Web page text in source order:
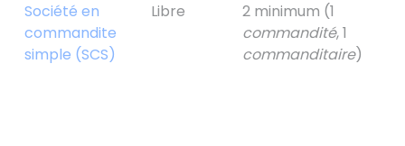
Société en
commandite
simple (SCS)
Libre
2 minimum (1
commandité, 1
commanditaire)